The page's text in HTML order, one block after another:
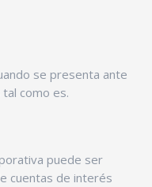
se presenta ante
como es.
puede ser
cuentas de interés